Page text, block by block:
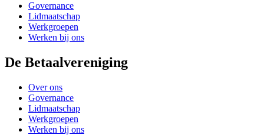
Governance
Lidmaatschap
Werkgroepen
Werken bij ons
De Betaalvereniging
Over ons
Governance
Lidmaatschap
Werkgroepen
Werken bij ons